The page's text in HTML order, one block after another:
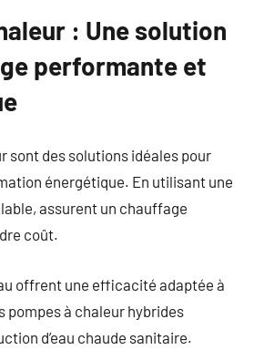
: Une solution
performante et
sont des solutions idéales pour
énergétique. En utilisant une
assurent un chauffage
coût.
offrent une efficacité adaptée à
pompes à chaleur hybrides
d’eau chaude sanitaire.